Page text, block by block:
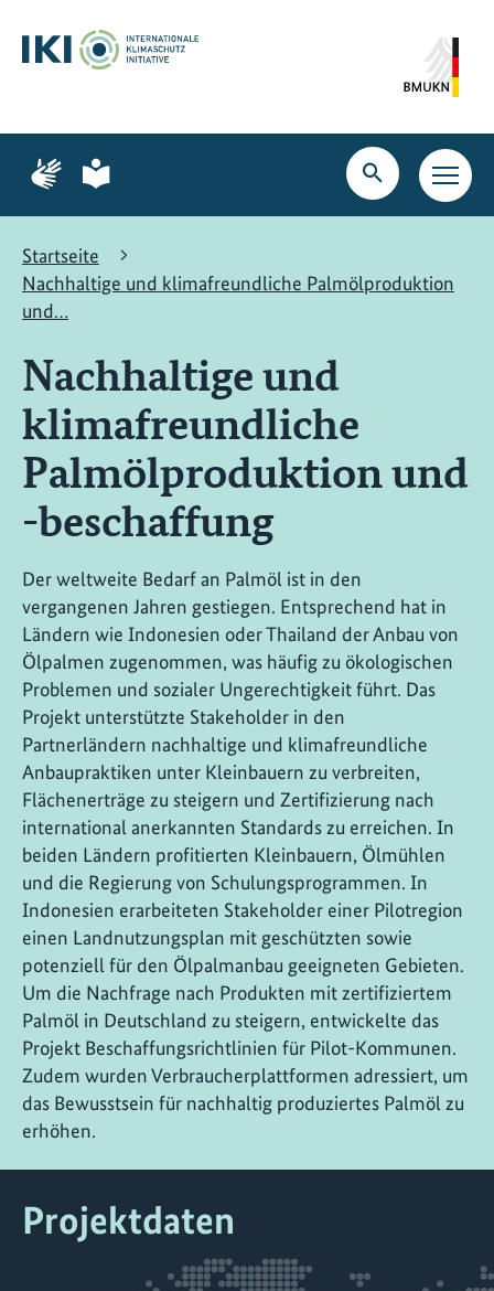
Hauptinhalt
springen
Suche
springen
Hauptnavigation
springen
Zur
Seite
Gebärdensprache
Zur
Seite
leichte
Suche
öffnen
Startseite
Nachhaltige und klimafreundliche Palmölproduktion
und…
Nachhaltige und
klimafreundliche
Palmölproduktion und
-beschaffung
Der weltweite Bedarf an Palmöl ist in den
vergangenen Jahren gestiegen. Entsprechend hat in
Ländern wie Indonesien oder Thailand der Anbau von
Ölpalmen zugenommen, was häufig zu ökologischen
Problemen und sozialer Ungerechtigkeit führt. Das
Projekt unterstützte Stakeholder in den
Partnerländern nachhaltige und klimafreundliche
Anbaupraktiken unter Kleinbauern zu verbreiten,
Flächenerträge zu steigern und Zertifizierung nach
international anerkannten Standards zu erreichen. In
beiden Ländern profitierten Kleinbauern, Ölmühlen
und die Regierung von Schulungsprogrammen. In
Indonesien erarbeiteten Stakeholder einer Pilotregion
einen Landnutzungsplan mit geschützten sowie
potenziell für den Ölpalmanbau geeigneten Gebieten.
Um die Nachfrage nach Produkten mit zertifiziertem
Palmöl in Deutschland zu steigern, entwickelte das
Projekt Beschaffungsrichtlinien für Pilot-Kommunen.
Zudem wurden Verbraucherplattformen adressiert, um
das Bewusstsein für nachhaltig produziertes Palmöl zu
erhöhen.
Projektdaten